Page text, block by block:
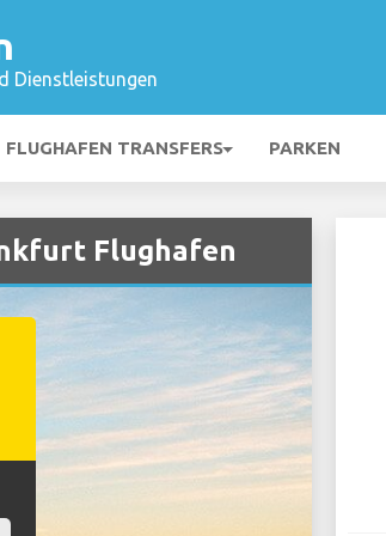
Dienstleistungen
FLUGHAFEN TRANSFERS PARKEN
Flughafen